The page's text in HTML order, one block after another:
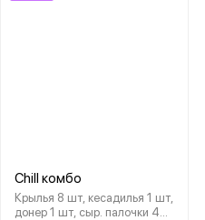
Chill комбо
Крылья 8 шт, кесадилья 1 шт,
донер 1 шт, сыр. палочки 4